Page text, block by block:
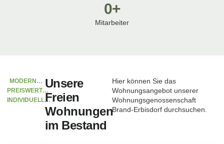
Mitarbeiter
0+
MODERN…
PREISWERT…
INDIVIDUELL…
Unsere
Freien
Wohnungen
im Bestand
Hier können Sie das
Wohnungsangebot unserer
Wohnungsgenossenschaft
Brand-Erbisdorf durchsuchen.